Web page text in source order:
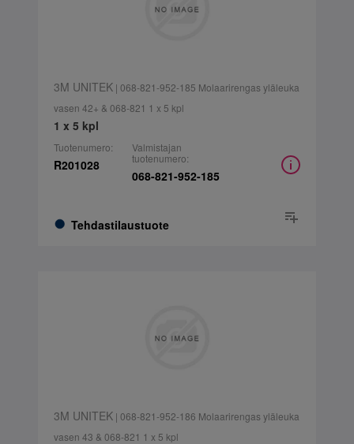
3M UNITEK| 068-821-952-185 Molaarirengas yläleuka
vasen 42+ & 068-821 1 x 5 kpl
1 x 5 kpl
Tuotenumero:
R201028
Tehdastilaustuote
Valmistajan
tuotenumero:
068-821-952-185
3M UNITEK| 068-821-952-186 Molaarirengas yläleuka
vasen 43 & 068-821 1 x 5 kpl